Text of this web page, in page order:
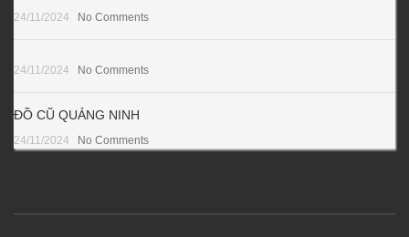
24/11/2024 No Comments
24/11/2024 No Comments
ĐỒ CŨ QUẢNG NINH
24/11/2024 No Comments